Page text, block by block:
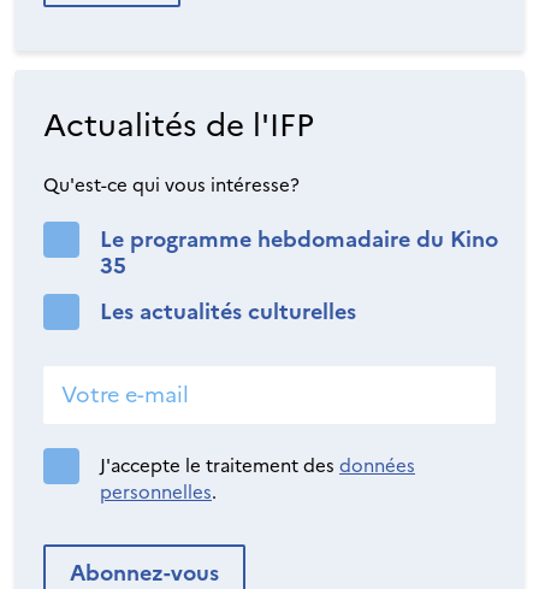
Actualités de l'IFP
Qu'est-ce qui vous intéresse?
Le programme hebdomadaire du Kino
35
Les actualités culturelles
J'accepte le traitement des données
personnelles.